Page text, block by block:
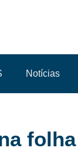
Notícias